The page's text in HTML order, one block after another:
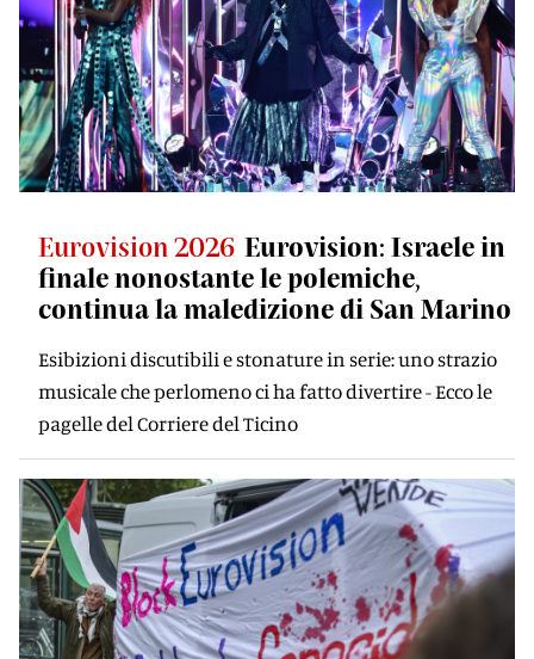
Eurovision 2026 Eurovision: Israele in
finale nonostante le polemiche,
continua la maledizione di San Marino
Esibizioni discutibili e stonature in serie: uno strazio
musicale che perlomeno ci ha fatto divertire - Ecco le
pagelle del Corriere del Ticino